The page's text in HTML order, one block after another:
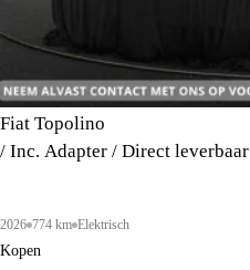
Fiat Topolino
/ Inc. Adapter / Direct leverbaar
2026 774 km Elektrisch
Kopen